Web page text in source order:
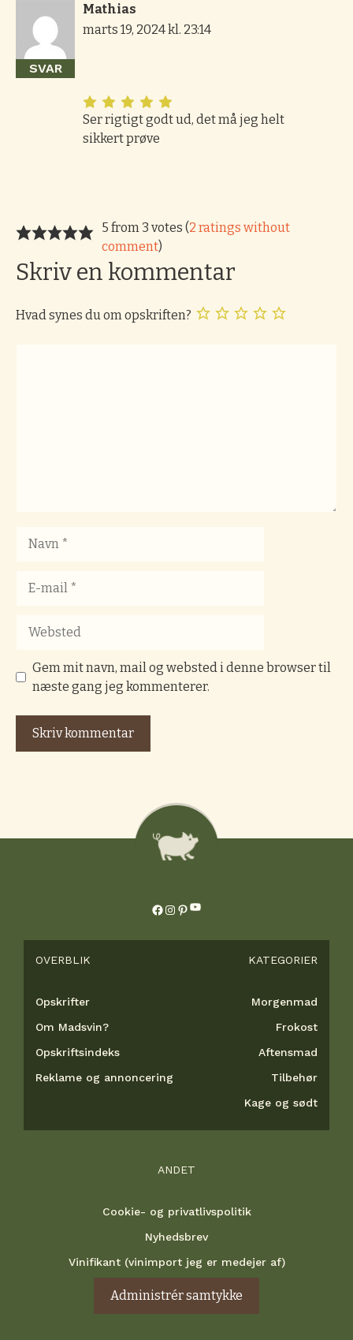
SVAR
Mathias
marts 19, 2024 kl. 23:14
Ser rigtigt godt ud, det må jeg helt
sikkert prøve
5 from 3 votes (2 ratings without
comment)
Skriv en kommentar
Hvad synes du om opskriften?
mail
Websted
Gem mit navn, mail og websted i denne browser til
næste gang jeg kommenterer.
Facebook
Instagram
Pinterest
YouTube
OVERBLIK
Opskrifter
Om Madsvin?
Opskriftsindeks
Reklame og annoncering
KATEGORIER
Morgenmad
Frokost
Aftensmad
Tilbehør
Kage og sødt
ANDET
Cookie- og privatlivspolitik
Nyhedsbrev
Vinifikant (vinimport jeg er medejer af)
Administrér samtykke